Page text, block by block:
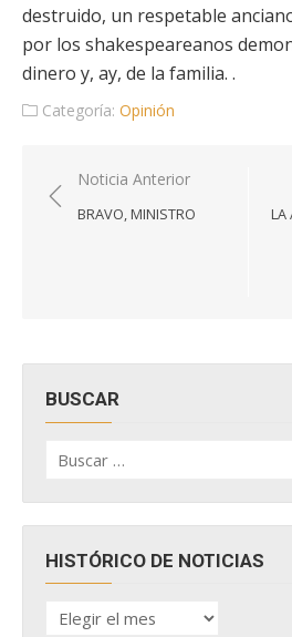
destruido, un respetable
por los shakespeareanos
dinero y, ay, de la familia. .
Categoría: Opinión
Navegación
de
Noticia Anterior
BRAVO, MINISTRO
LA
BUSCAR
por:
HISTÓRICO DE NOTICIAS
HISTÓRICO
DE